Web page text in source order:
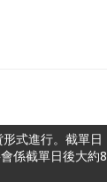
式進行。截單日
係截單日後大約8